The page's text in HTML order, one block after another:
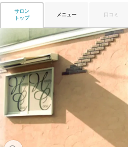
サロン
トップ
メニュー 口コミ